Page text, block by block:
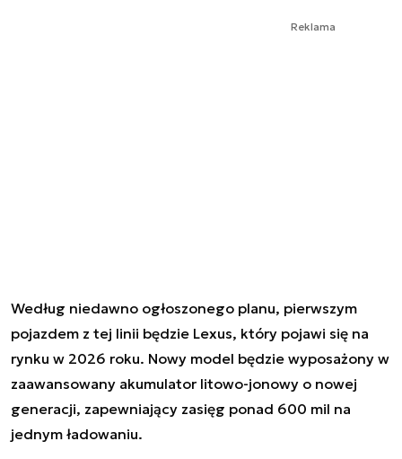
Reklama
Według niedawno ogłoszonego planu, pierwszym
pojazdem z tej linii będzie Lexus, który pojawi się na
rynku w 2026 roku. Nowy model będzie wyposażony w
zaawansowany akumulator litowo-jonowy o nowej
generacji, zapewniający zasięg ponad 600 mil na
jednym ładowaniu.